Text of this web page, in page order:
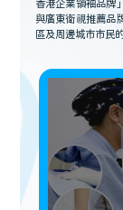
香港企業領袖品牌
與廣東衛視推薦品
區及周邊城市市民